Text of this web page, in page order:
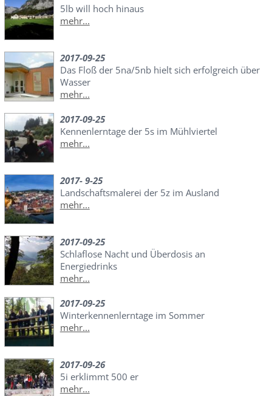
5lb will hoch hinaus
mehr...
2017-09-25
Das Floß der 5na/5nb hielt sich erfolgreich über
Wasser
mehr...
2017-09-25
Kennenlerntage der 5s im Mühlviertel
mehr...
2017- 9-25
Landschaftsmalerei der 5z im Ausland
mehr...
2017-09-25
Schlaflose Nacht und Überdosis an
Energiedrinks
mehr...
2017-09-25
Winterkennenlerntage im Sommer
mehr...
2017-09-26
5i erklimmt 500 er
mehr...